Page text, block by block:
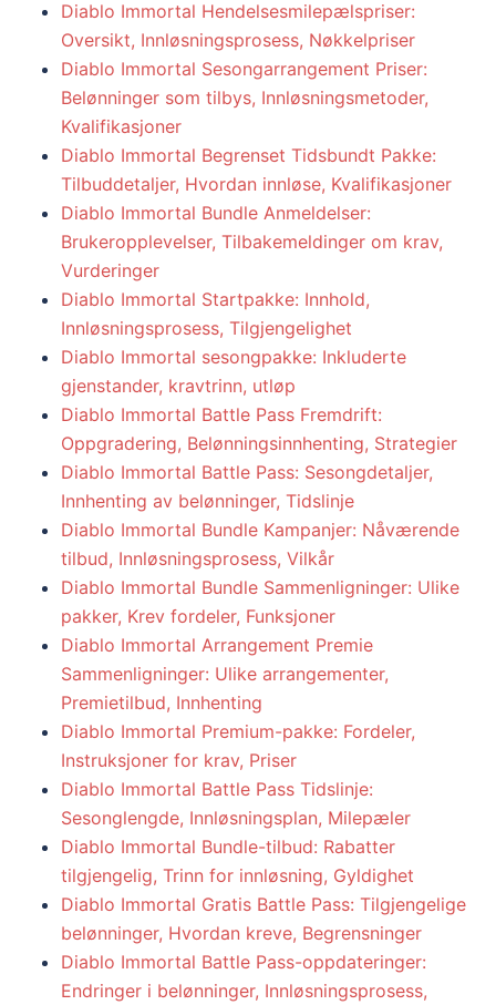
Diablo Immortal Hendelsesmilepælspriser:
Oversikt, Innløsningsprosess, Nøkkelpriser
Diablo Immortal Sesongarrangement Priser:
Belønninger som tilbys, Innløsningsmetoder,
Kvalifikasjoner
Diablo Immortal Begrenset Tidsbundt Pakke:
Tilbuddetaljer, Hvordan innløse, Kvalifikasjoner
Diablo Immortal Bundle Anmeldelser:
Brukeropplevelser, Tilbakemeldinger om krav,
Vurderinger
Diablo Immortal Startpakke: Innhold,
Innløsningsprosess, Tilgjengelighet
Diablo Immortal sesongpakke: Inkluderte
gjenstander, kravtrinn, utløp
Diablo Immortal Battle Pass Fremdrift:
Oppgradering, Belønningsinnhenting, Strategier
Diablo Immortal Battle Pass: Sesongdetaljer,
Innhenting av belønninger, Tidslinje
Diablo Immortal Bundle Kampanjer: Nåværende
tilbud, Innløsningsprosess, Vilkår
Diablo Immortal Bundle Sammenligninger: Ulike
pakker, Krev fordeler, Funksjoner
Diablo Immortal Arrangement Premie
Sammenligninger: Ulike arrangementer,
Premietilbud, Innhenting
Diablo Immortal Premium-pakke: Fordeler,
Instruksjoner for krav, Priser
Diablo Immortal Battle Pass Tidslinje:
Sesonglengde, Innløsningsplan, Milepæler
Diablo Immortal Bundle-tilbud: Rabatter
tilgjengelig, Trinn for innløsning, Gyldighet
Diablo Immortal Gratis Battle Pass: Tilgjengelige
belønninger, Hvordan kreve, Begrensninger
Diablo Immortal Battle Pass-oppdateringer:
Endringer i belønninger, Innløsningsprosess,